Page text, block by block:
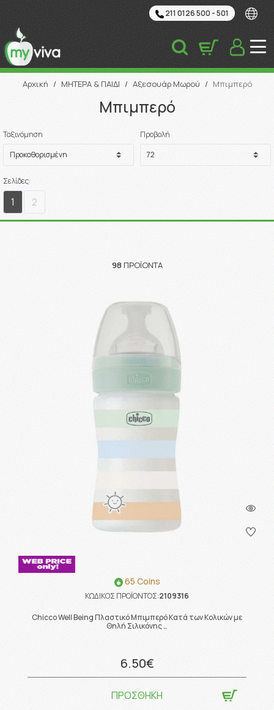
211 0126 500 - 501
Αναζήτηση
Αρχική / ΜΗΤΕΡΑ & ΠΑΙΔΙ / Αξεσουάρ Μωρού / Μπιμπερό
Μπιμπερό
Ταξινόμηση Προβολή
Σελίδες:
1 2
98 ΠΡΟΪΌΝΤΑ
65 Coins
ΚΩΔΙΚΟΣ ΠΡΟΪΟΝΤΟΣ:2109316
Chicco Well Being Πλαστικό Μπιμπερό Κατά των Κολικών με
Θηλή Σιλικόνης …
6.50€
ΠΡΟΣΘΗΚΗ